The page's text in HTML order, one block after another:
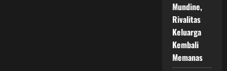
Mundine,
Rivalitas
Keluarga
Kembali
Memanas